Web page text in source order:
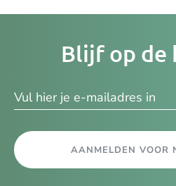
Blijf op de
AANMELDEN VOOR